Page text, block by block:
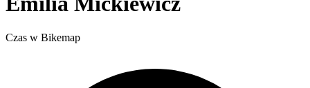
Czas w Bikemap